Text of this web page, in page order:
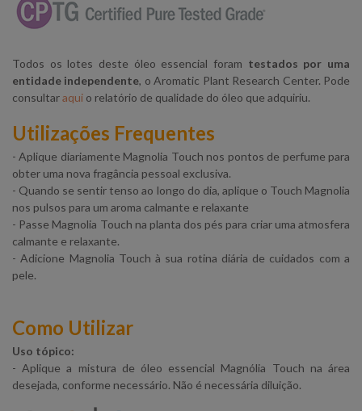
Todos os lotes deste óleo essencial foram testados por uma
entidade independente, o Aromatic Plant Research Center. Pode
consultaraqui o relatório de qualidade do óleo que adquiriu.
Utilizações Frequentes
- Aplique diariamente Magnolia Touch nos pontos de perfume para
obter uma nova fragância pessoal exclusiva.
- Quando se sentir tenso ao longo do dia, aplique o Touch Magnolia
nos pulsos para um aroma calmante e relaxante
- Passe Magnolia Touch na planta dos pés para criar uma atmosfera
calmante e relaxante.
- Adicione Magnolia Touch à sua rotina diária de cuidados com a
pele.
Como Utilizar
Uso tópico:
- Aplique a mistura de óleo essencial Magnólia Touch na área
desejada, conforme necessário. Não é necessária diluição.